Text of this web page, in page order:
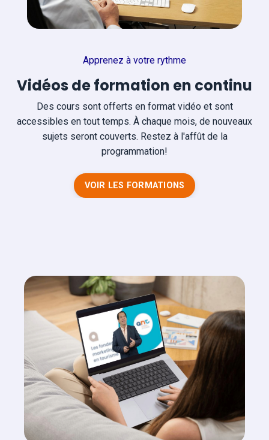
Apprenez à votre rythme
Vidéos de formation en continu
Des cours sont offerts en format vidéo et sont
accessibles en tout temps. À chaque mois, de nouveaux
sujets seront couverts. Restez à l'affût de la
programmation!
VOIR LES FORMATIONS